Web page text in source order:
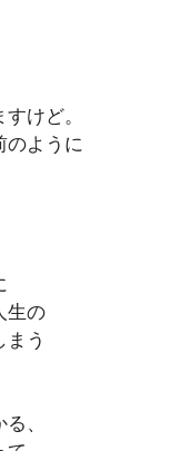
けど。
のように
生の
う
、